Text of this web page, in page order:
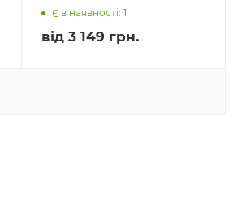
Є в наявності: 1
від 3 149 грн.